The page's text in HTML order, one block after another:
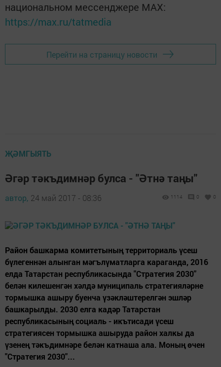
национальном мессенджере MАХ:
https://max.ru/tatmedia
Перейти на страницу новости
ҖӘМГЫЯТЬ
Әгәр тәкъдимнәр булса - "Әтнә таңы"
автор, 24 май 2017 - 08:36 1114 0 0
Район башкарма комитетының территориаль үсеш
бүлегеннән алынган мәгълүматларга караганда, 2016
елда Татарстан республикасында "Стратегия 2030"
белән килешенгән хәлдә муниципаль стратегияләрне
тормышка ашыру буенча үзәкләштерелгән эшләр
башкарылды. 2030 елга кадәр Татарстан
республикасының социаль - икътисади үсеш
стратегиясен тормышка ашыруда район халкы да
үзенең тәкъдимнәре белән катнаша ала. Моның өчен
"Стратегия 2030"...